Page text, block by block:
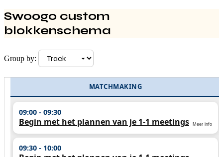
Swoogo custom
blokkenschema
Group by:
MATCHMAKING
09:00 - 09:30
Begin met het plannen van je 1-1 meetings
(Clone)
Open "Aanbevolen voor jou" op het platform. Ontdek wie
Meer info
09:30 - 10:00